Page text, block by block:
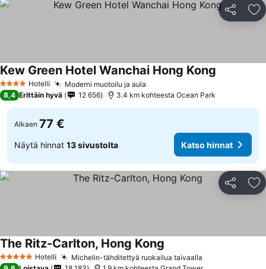
Jaa
4 Tähtiluokitus
Hotelli Moderni muotoilu ja aula
Kew Green Hotel Wanchai Hong Kong
8,4 Erittäin hyvä 12 656 3.4 km kohteesta Ocean Park
Alkaen 77 €
Näytä hinnat 13 sivustolta Katso hinnat
Jaa
5 Tähtiluokitus
Hotelli Michelin-tähditettyä ruokailua taivaalla
The Ritz-Carlton, Hong Kong